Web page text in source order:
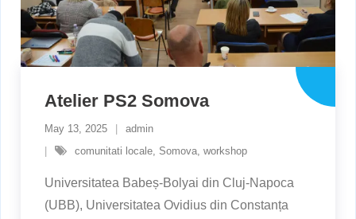
Atelier PS2 Somova
May 13, 2025
admin
comunitati locale Somova workshop
Universitatea Babeș-Bolyai din Cluj-Napoca
(UBB), Universitatea Ovidius din Constanța